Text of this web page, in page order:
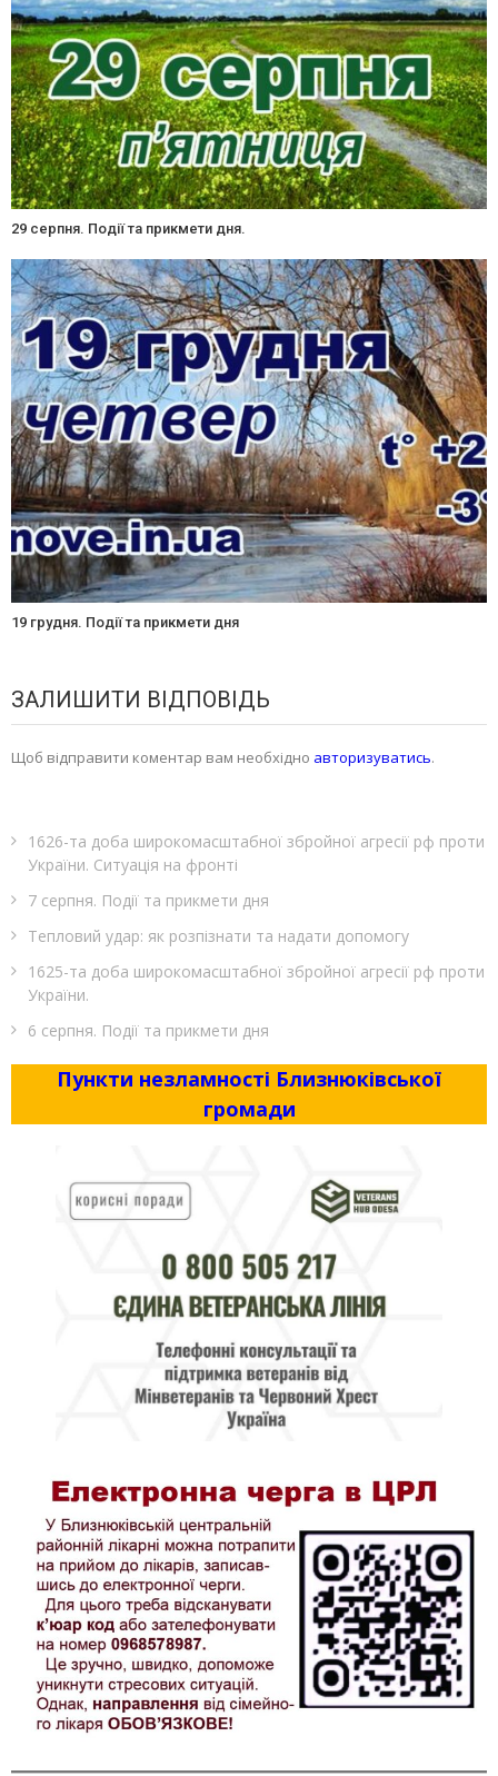
29 серпня. Події та прикмети дня.
19 грудня. Події та прикмети дня
ЗАЛИШИТИ ВІДПОВІДЬ
Щоб відправити коментар вам необхідно авторизуватись.
1626-та доба широкомасштабної збройної агресії рф проти
України. Ситуація на фронті
7 серпня. Події та прикмети дня
Тепловий удар: як розпізнати та надати допомогу
1625-та доба широкомасштабної збройної агресії рф проти
України.
6 серпня. Події та прикмети дня
Пункти незламності Близнюківської
громади